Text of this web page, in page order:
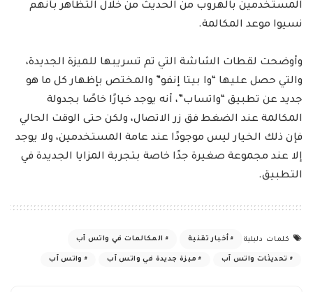
المستخدمين بالهروب من الحديث من خلال التظاهر بأنهم
نسيوا موعد المكالمة.
وأوضحت لقطات الشاشة التي تم تسريبها للميزة الجديدة،
والتي حصل عليها “وا بيتا إنفو” والمختص بإظهار كل ما هو
جديد عن تطبيق “واتساب”، أنه يوجد خيارًا خاصًا بجدولة
المكالمة عند الضغط فق زر الاتصال، ولكن حتى الوقت الحالي
فإن ذلك الخيار ليس موجودًا عند عامة المستخدمين، ولا يوجد
إلا عند مجموعة صغيرة جدًا خاصة بتجربة المزايا الجديدة في
التطبيق.
كلمات دليلية أخبار تقنية المكالمات في واتس آب
تحديثات واتس آب ميزة جديدة في واتس آب واتس آب